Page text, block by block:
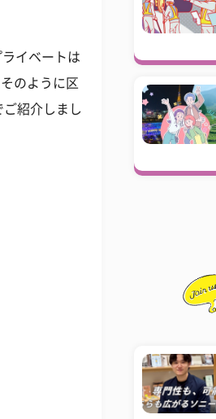
イベートは
のように区
紹介しまし